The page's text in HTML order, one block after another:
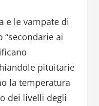
e le vampate di
ai
pituitarie
la temperatura
dei livelli degli